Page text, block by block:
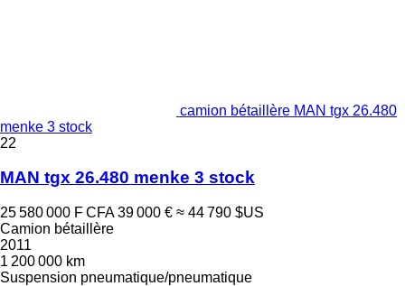
camion bétaillère MAN tgx 26.480
menke 3 stock
22
MAN tgx 26.480 menke 3 stock
25 580 000 F CFA 39 000 € ≈ 44 790 $US
Camion bétaillère
2011
1 200 000 km
Suspension pneumatique/pneumatique